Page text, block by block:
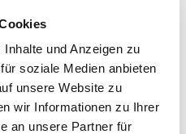
und Anzeigen zu
soziale Medien anbieten
unsere Website zu
wir Informationen zu Ihrer
an unsere Partner für